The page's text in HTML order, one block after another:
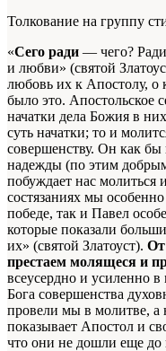
Толкование на группу
«Сего ради — чего?
и любви» (святой
любовь их к Апостолу, о
было это. Апостольское
начатки дела Божия в
суть начатки; то и
совершенству. Он как бы
надежды (по этим
побуждает нас молиться
состязаниях мы
победе, так и Павел
которые показали
их» (святой Златоуст). От
престаем молящеся и
всеусердно и усиленно
Бога совершенства
провели мы в молитве, а
показывает Апостол и
что они не дошли еще до